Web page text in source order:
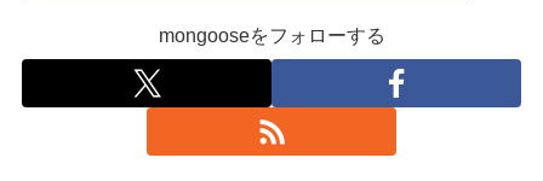
mongooseをフォローする